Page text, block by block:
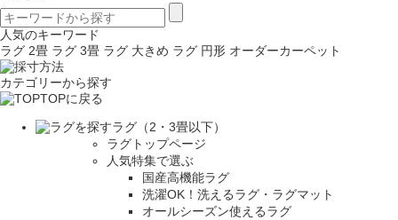
人気のキーワード
ラグ 2畳 ラグ 3畳 ラグ 大きめ ラグ 円形 オーダーカーペット
カテゴリーから探す
TOPに戻る
ラグ（2・3畳以下）
ラグトップページ
人気特集で選ぶ
国産高機能ラグ
洗濯OK！洗えるラグ・ラグマット
オールシーズン使えるラグ